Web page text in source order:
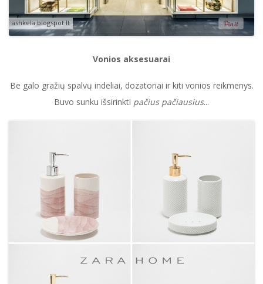
ashkela.blogspot.lt
Vonios aksesuarai
Be galo gražių spalvų indeliai, dozatoriai ir kiti vonios reikmenys.
Buvo sunku išsirinkti pačius pačiausius...